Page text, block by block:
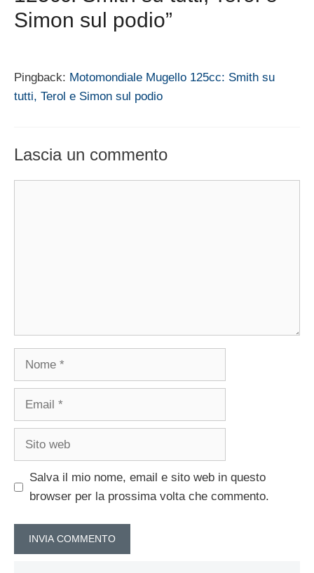
Simon sul podio”
Pingback: Motomondiale Mugello 125cc: Smith su
tutti, Terol e Simon sul podio
Lascia un commento
Nome
Email
Sito
Salva il mio nome, email e sito web in questo
browser per la prossima volta che commento.